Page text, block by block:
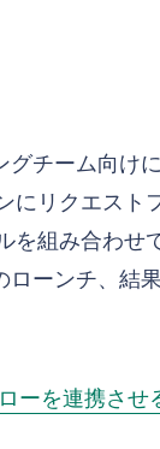
チーム向け
にリクエスト
を組み合わ
ーンチ、結果
ーを連携させ